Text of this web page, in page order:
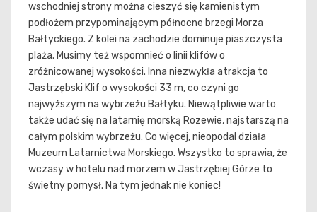
wschodniej strony można cieszyć się kamienistym
podłożem przypominającym północne brzegi Morza
Bałtyckiego. Z kolei na zachodzie dominuje piaszczysta
plaża. Musimy też wspomnieć o linii klifów o
zróżnicowanej wysokości. Inna niezwykła atrakcja to
Jastrzębski Klif o wysokości 33 m, co czyni go
najwyższym na wybrzeżu Bałtyku. Niewątpliwie warto
także udać się na latarnię morską Rozewie, najstarszą na
całym polskim wybrzeżu. Co więcej, nieopodal działa
Muzeum Latarnictwa Morskiego. Wszystko to sprawia, że
wczasy w hotelu nad morzem w Jastrzębiej Górze to
świetny pomysł. Na tym jednak nie koniec!